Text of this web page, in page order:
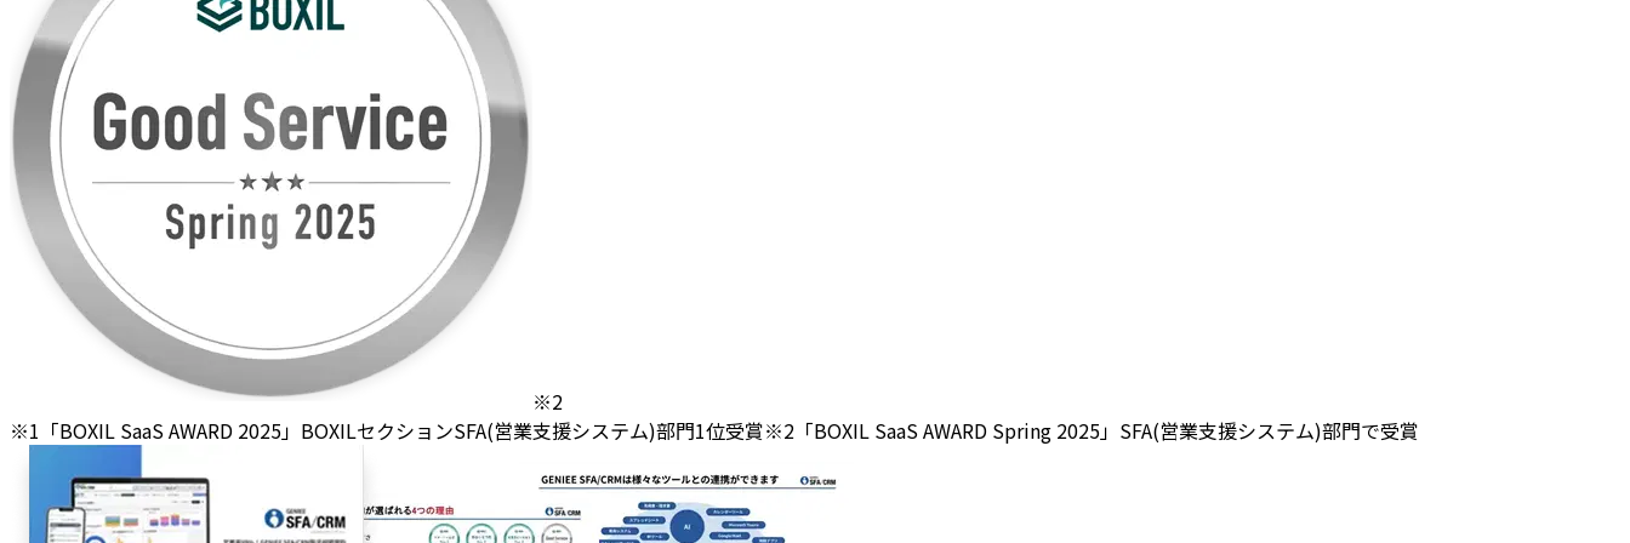
※2
※1「BOXIL SaaS AWARD 2025」BOXILセクションSFA(営業支援システム)部門1位受賞※2「BOXIL SaaS AWARD Spring 2025」SFA(営業支援システム)部門で受賞